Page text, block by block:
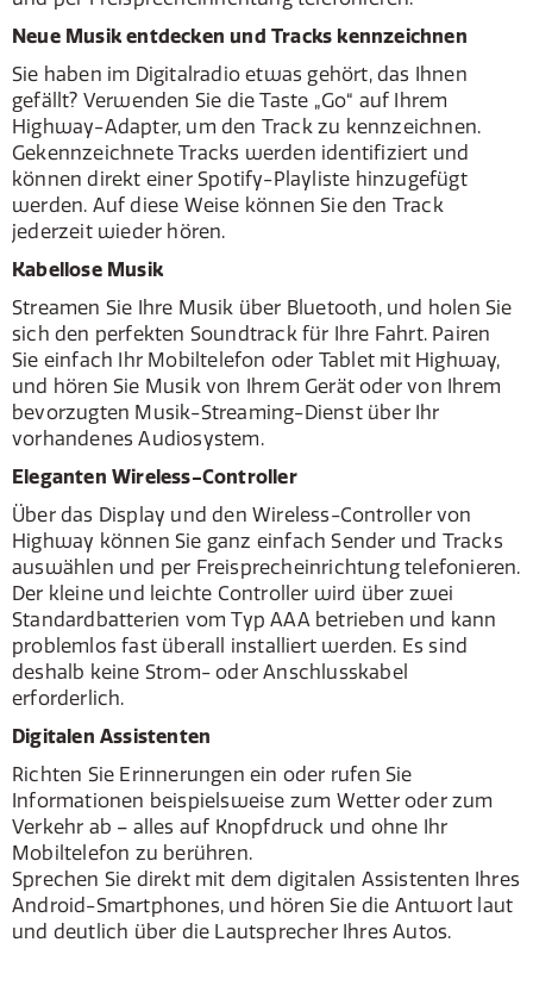
Neue Musik entdecken und Tracks kennzeichnen
Sie haben im Digitalradio etwas gehört, das Ihnen
gefällt? Verwenden Sie die Taste „Go“ auf Ihrem
Highway-Adapter, um den Track zu kennzeichnen.
Gekennzeichnete Tracks werden identifiziert und
können direkt einer Spotify-Playliste hinzugefügt
werden. Auf diese Weise können Sie den Track
jederzeit wieder hören.
Kabellose Musik
Streamen Sie Ihre Musik über Bluetooth, und holen Sie
sich den perfekten Soundtrack für Ihre Fahrt. Pairen
Sie einfach Ihr Mobiltelefon oder Tablet mit Highway,
und hören Sie Musik von Ihrem Gerät oder von Ihrem
bevorzugten Musik-Streaming-Dienst über Ihr
vorhandenes Audiosystem.
Eleganten Wireless-Controller
Über das Display und den Wireless-Controller von
Highway können Sie ganz einfach Sender und Tracks
auswählen und per Freisprecheinrichtung telefonieren.
Der kleine und leichte Controller wird über zwei
Standardbatterien vom Typ AAA betrieben und kann
problemlos fast überall installiert werden. Es sind
deshalb keine Strom- oder Anschlusskabel
erforderlich.
Digitalen Assistenten
Richten Sie Erinnerungen ein oder rufen Sie
Informationen beispielsweise zum Wetter oder zum
Verkehr ab – alles auf Knopfdruck und ohne Ihr
Mobiltelefon zu berühren.
Sprechen Sie direkt mit dem digitalen Assistenten Ihres
Android-Smartphones, und hören Sie die Antwort laut
und deutlich über die Lautsprecher Ihres Autos.